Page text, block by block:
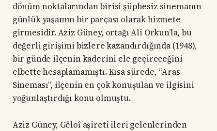
dönüm noktalarından birisi şüphesiz sinemanın
günlük yaşamın bir parçası olarak hizmete
girmesidir. Aziz Güney, ortağı Ali Orkun’la, bu
değerli girişimi bizlere kazandırdığında (1948),
bir günde ilçenin kaderini ele geçireceğini
elbette hesaplamamıştı. Kısa sürede, “Aras
Sineması”, ilçenin en çok konuşulan ve ilgisini
yoğunlaştırdığı konu olmuştu.
Aziz Güney, Gêloî aşireti ileri gelenlerinden